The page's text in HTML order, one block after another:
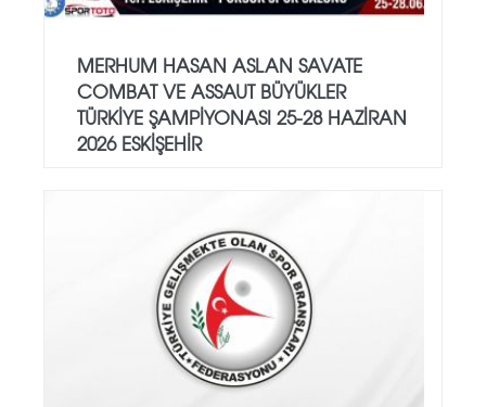
MERHUM HASAN ASLAN SAVATE
COMBAT VE ASSAUT BÜYÜKLER
TÜRKİYE ŞAMPİYONASI 25-28 HAZİRAN
2026 ESKİŞEHİR